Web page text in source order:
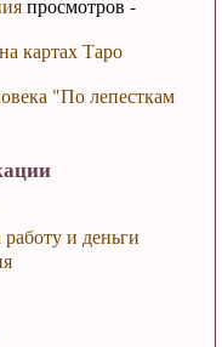
картах Таро
"По лепесткам
и деньги